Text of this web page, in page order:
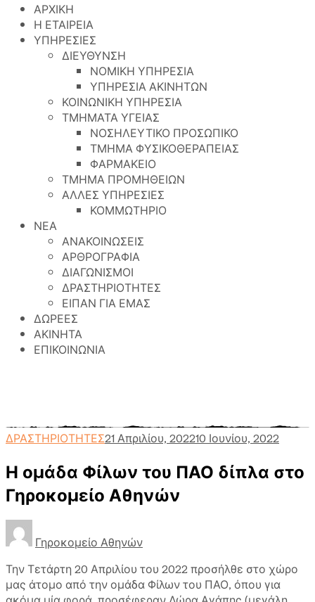
ΑΡΧΙΚΗ
Η ΕΤΑΙΡΕΙΑ
ΥΠΗΡΕΣΙΕΣ
ΔΙΕΥΘΥΝΣΗ
ΝΟΜΙΚΗ ΥΠΗΡΕΣΙΑ
ΥΠΗΡΕΣΙΑ ΑΚΙΝΗΤΩΝ
ΚΟΙΝΩΝΙΚΗ ΥΠΗΡΕΣΙΑ
ΤΜΗΜΑΤΑ ΥΓΕΙΑΣ
ΝΟΣΗΛΕΥΤΙΚΟ ΠΡΟΣΩΠΙΚΟ
ΤΜΗΜΑ ΦΥΣΙΚΟΘΕΡΑΠΕΙΑΣ
ΦΑΡΜΑΚΕΙΟ
ΤΜΗΜΑ ΠΡΟΜΗΘΕΙΩΝ
ΑΛΛΕΣ ΥΠΗΡΕΣΙΕΣ
ΚΟΜΜΩΤΗΡΙΟ
ΝΕΑ
ΑΝΑΚΟΙΝΩΣΕΙΣ
ΑΡΘΡΟΓΡΑΦΙΑ
ΔΙΑΓΩΝΙΣΜΟΙ
ΔΡΑΣΤΗΡΙΟΤΗΤΕΣ
ΕΙΠΑΝ ΓΙΑ ΕΜΑΣ
ΔΩΡΕΕΣ
ΑΚΙΝΗΤΑ
ΕΠΙΚΟΙΝΩΝΙΑ
ΔΡΑΣΤΗΡΙΟΤΗΤΕΣ21 Απριλίου, 202210 Ιουνίου, 2022
Η ομάδα Φίλων του ΠΑΟ δίπλα στο
Γηροκομείο Αθηνών
Γηροκομείο Αθηνών
Την Τετάρτη 20 Απριλίου του 2022 προσήλθε στο χώρο
μας άτομο από την ομάδα Φίλων του ΠΑΟ, όπου για
ακόμα μία φορά, προσέφεραν Δώρα Αγάπης (μεγάλη